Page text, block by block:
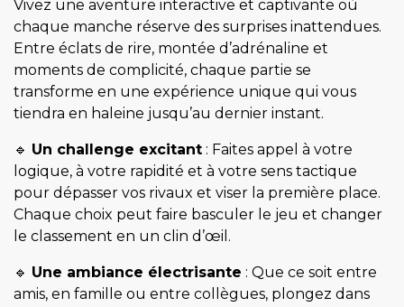
Vivez une aventure interactive et captivante où
chaque manche réserve des surprises inattendues.
Entre éclats de rire, montée d’adrénaline et
moments de complicité, chaque partie se
transforme en une expérience unique qui vous
tiendra en haleine jusqu’au dernier instant.
🔹 Un challenge excitant : Faites appel à votre
logique, à votre rapidité et à votre sens tactique
pour dépasser vos rivaux et viser la première place.
Chaque choix peut faire basculer le jeu et changer
le classement en un clin d’œil.
🔹 Une ambiance électrisante : Que ce soit entre
amis, en famille ou entre collègues, plongez dans